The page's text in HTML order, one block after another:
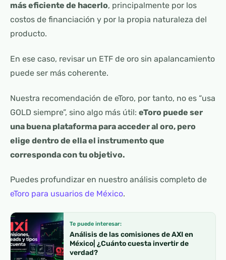
más eficiente de hacerlo, principalmente por los
costos de financiación y por la propia naturaleza del
producto.
En ese caso, revisar un ETF de oro sin apalancamiento
puede ser más coherente.
Nuestra recomendación de eToro, por tanto, no es “usa
GOLD siempre”, sino algo más útil: eToro puede ser
una buena plataforma para acceder al oro, pero
elige dentro de ella el instrumento que
corresponda con tu objetivo.
Puedes profundizar en nuestro análisis completo de
eToro para usuarios de México.
Te puede interesar:
Análisis de las comisiones de AXI en
México| ¿Cuánto cuesta invertir de
verdad?